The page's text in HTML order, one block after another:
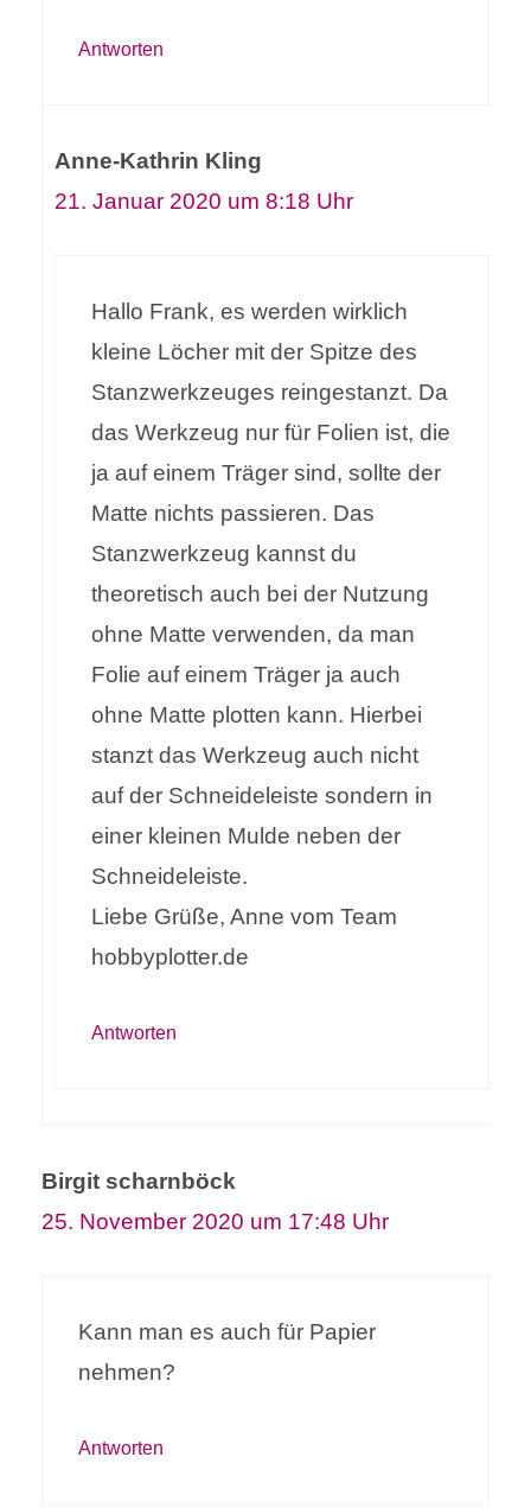
Antworten
Anne-Kathrin Kling
21. Januar 2020 um 8:18 Uhr
Hallo Frank, es werden wirklich
kleine Löcher mit der Spitze des
Stanzwerkzeuges reingestanzt. Da
das Werkzeug nur für Folien ist, die
ja auf einem Träger sind, sollte der
Matte nichts passieren. Das
Stanzwerkzeug kannst du
theoretisch auch bei der Nutzung
ohne Matte verwenden, da man
Folie auf einem Träger ja auch
ohne Matte plotten kann. Hierbei
stanzt das Werkzeug auch nicht
auf der Schneideleiste sondern in
einer kleinen Mulde neben der
Schneideleiste.
Liebe Grüße, Anne vom Team
hobbyplotter.de
Antworten
Birgit scharnböck
25. November 2020 um 17:48 Uhr
Kann man es auch für Papier
nehmen?
Antworten